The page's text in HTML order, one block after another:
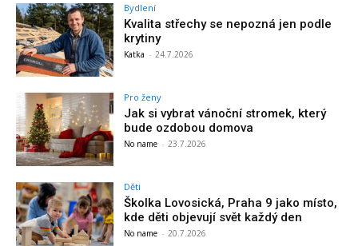
Bydlení
Kvalita střechy se nepozná jen podle
krytiny
Katka - 24.7.2026
Pro ženy
Jak si vybrat vánoční stromek, který
bude ozdobou domova
No name - 23.7.2026
Děti
Školka Lovosická, Praha 9 jako místo,
kde děti objevují svět každý den
No name - 20.7.2026